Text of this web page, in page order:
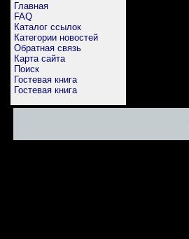
Главная
FAQ
Каталог ссылок
Категории новостей
Обратная связь
Карта сайта
Поиск
Гостевая книга
Гостевая книга